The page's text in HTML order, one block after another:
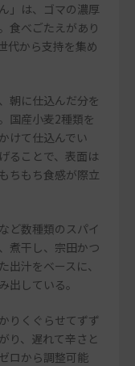
」は、ゴマの濃厚
食べごたえがあり
代から支持を集め
朝に仕込んだ分を
国産小麦2種類を
けて仕込んでい
ることで、表面は
ちもち食感が際立
ど数種類のスパイ
煮干し、宗田かつ
汁をベースに、
出している。
りくぐらせてずず
り、遅れて辛さと
ロから調整可能